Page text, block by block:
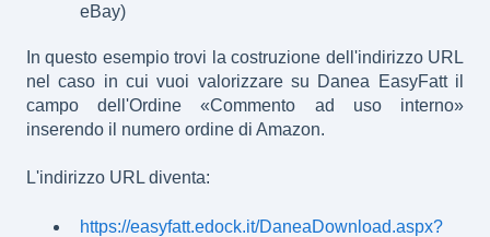
eBay)
In questo esempio trovi la costruzione dell'indirizzo URL
nel caso in cui vuoi valorizzare su Danea EasyFatt il
campo dell'Ordine «Commento ad uso interno»
inserendo il numero ordine di Amazon.
L'indirizzo URL diventa:
https://easyfatt.edock.it/DaneaDownload.aspx?